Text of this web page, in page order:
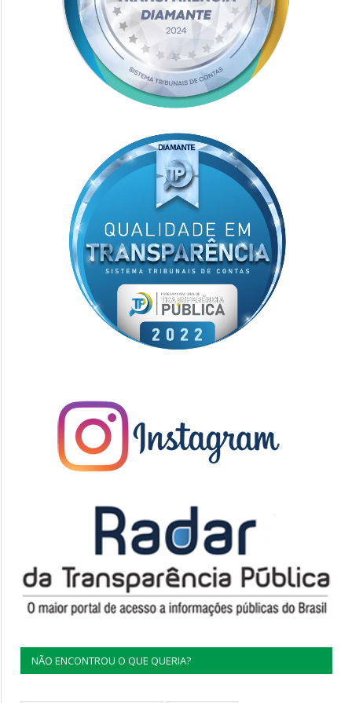
NÃO ENCONTROU O QUE QUERIA?